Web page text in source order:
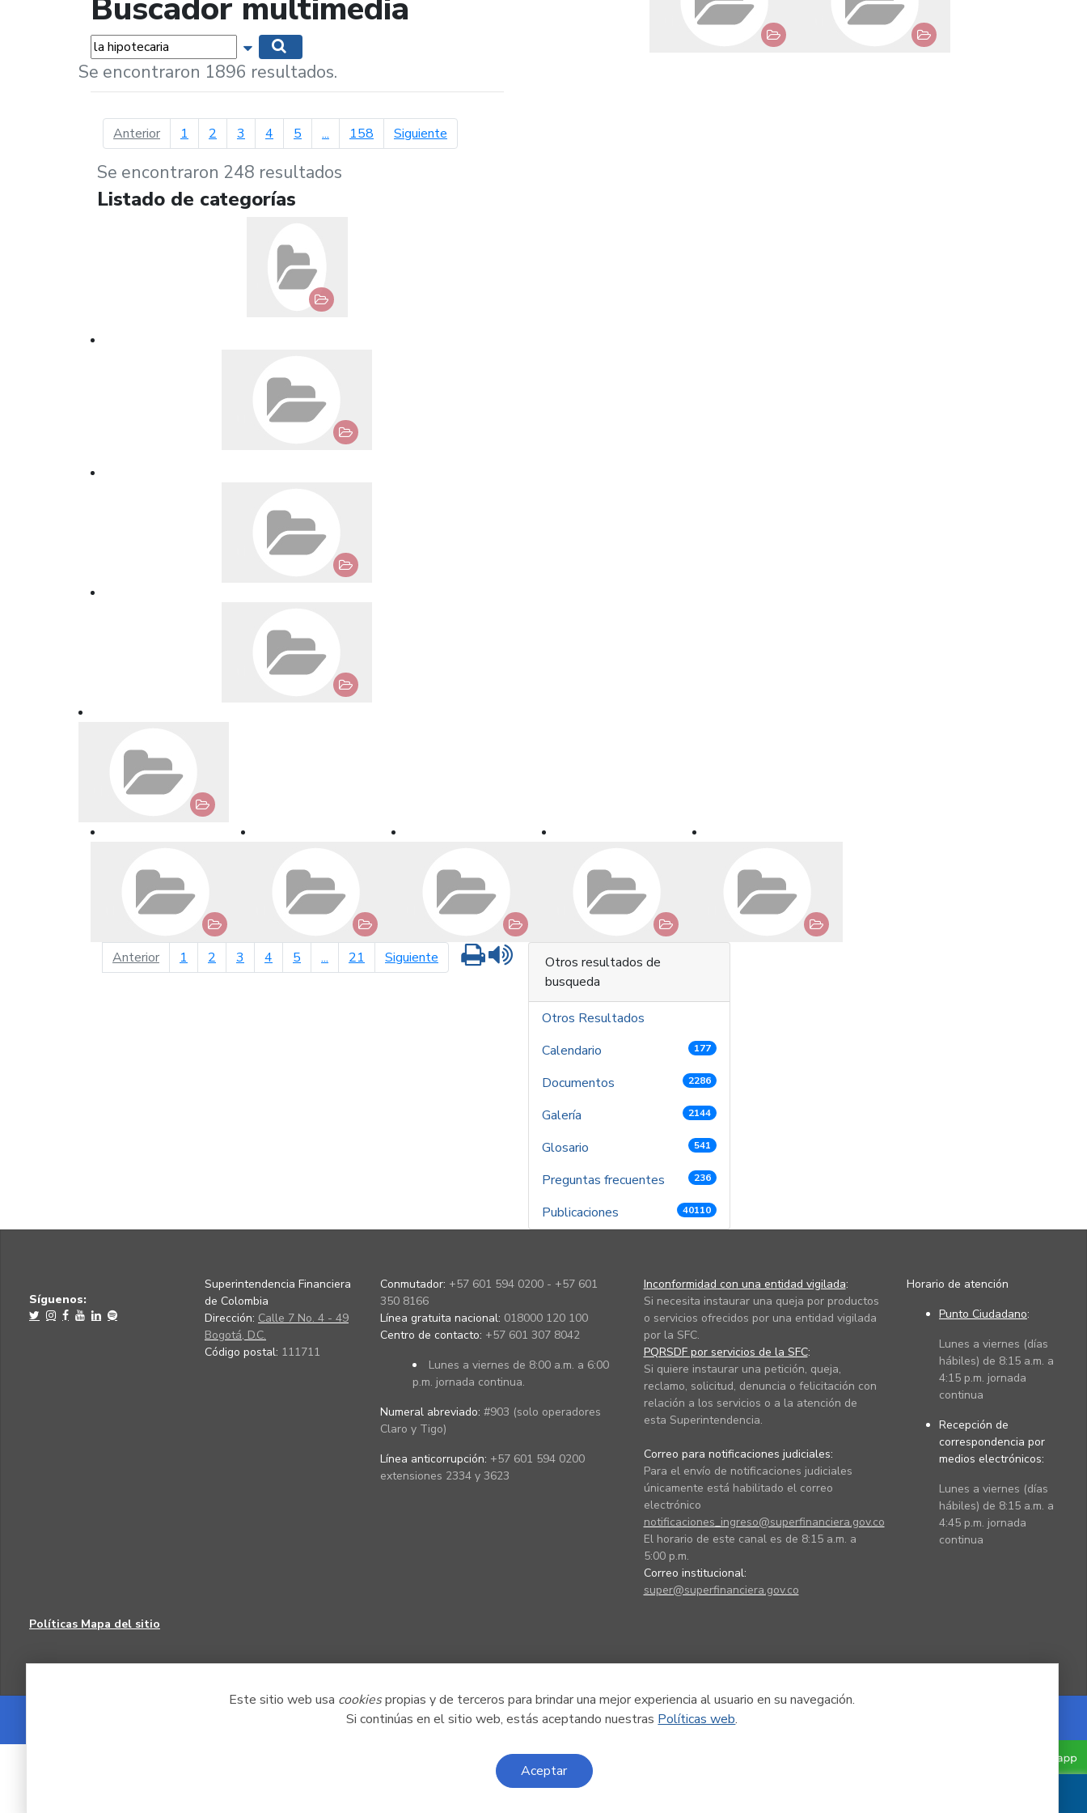
Este sitio web usa cookiespropias y de terceros para brindar una mejor experiencia al usuario en su navegación.
Si continúas en el sitio web, estás aceptando nuestras Políticas web.
Aceptar
Buscador multimedia
Palabras... Mostrar opciones de búsqueda
Se encontraron 1896 resultados.
Anteriorpágina anterior
1 2 3 4 5 ... 158 Siguientepágina siguiente
Se encontraron 248 resultados
Listado de categorías
Anteriorpágina anterior
1 2 3 4 5 ... 21 Siguiente página siguiente
Imprimir
Otros resultados de
busqueda
Otros Resultados
Calendario
177
Documentos 2286
Galería 2144
Glosario 541
Preguntas frecuentes 236
Publicaciones 40110
Síguenos:
Superintendencia Financiera
de Colombia
Dirección: Calle 7 No. 4 - 49
Bogotá, D.C.
Código postal: 111711
Conmutador: +57 601 594 0200 - +57 601
350 8166
Línea gratuita nacional: 018000 120 100
Centro de contacto: +57 601 307 8042
Lunes a viernes de 8:00 a.m. a 6:00
p.m. jornada continua.
Numeral abreviado: #903 (solo operadores
Claro y Tigo)
Línea anticorrupción: +57 601 594 0200
extensiones 2334 y 3623
Inconformidad con una entidad vigilada:
Si necesita instaurar una queja por productos
o servicios ofrecidos por una entidad vigilada
por la SFC.
PQRSDF por servicios de la SFC:
Si quiere instaurar una petición, queja,
reclamo, solicitud, denuncia o felicitación con
relación a los servicios o a la atención de
esta Superintendencia.
Correo para notificaciones judiciales:
Para el envío de notificaciones judiciales
únicamente está habilitado el correo
electrónico
notificaciones_ingreso@superfinanciera.gov.co
El horario de este canal es de 8:15 a.m. a
5:00 p.m.
Correo institucional:
super@superfinanciera.gov.co
Horario de atención
Punto Ciudadano:
Lunes a viernes (días
hábiles) de 8:15 a.m. a
4:15 p.m. jornada
continua
Recepción de
correspondencia por
medios electrónicos:
Lunes a viernes (días
hábiles) de 8:15 a.m. a
4:45 p.m. jornada
continua
Políticas Mapa del sitio
Powered by Nexura